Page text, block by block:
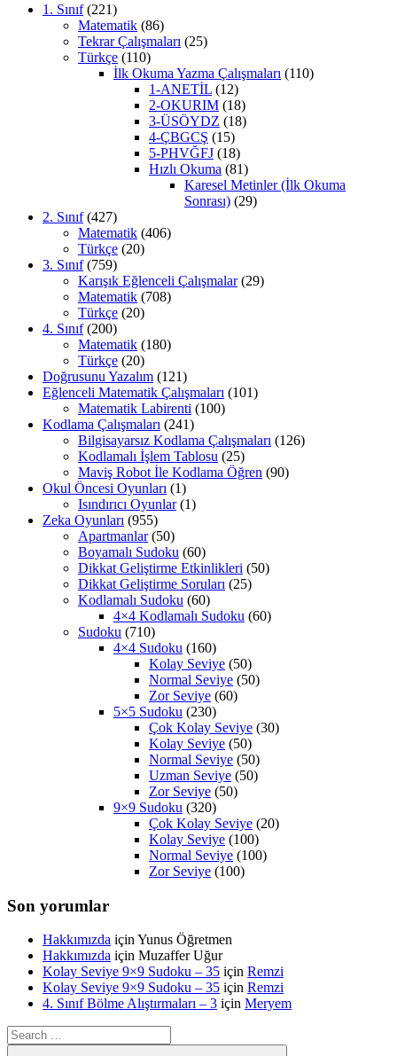
1. Sınıf(221)
Matematik (86)
Tekrar Çalışmaları (25)
Türkçe (110)
İlk Okuma Yazma Çalışmaları (110)
1-ANETİL (12)
2-OKURIM (18)
3-ÜSÖYDZ (18)
4-ÇBGCŞ (15)
5-PHVĞFJ (18)
Hızlı Okuma (81)
Karesel Metinler (İlk Okuma
Sonrası) (29)
2. Sınıf(427)
Matematik (406)
Türkçe (20)
3. Sınıf(759)
Karışık Eğlenceli Çalışmalar(29)
Matematik (708)
Türkçe (20)
4. Sınıf(200)
Matematik (180)
Türkçe (20)
Doğrusunu Yazalım (121)
Eğlenceli Matematik Çalışmaları (101)
Matematik Labirenti (100)
Kodlama Çalışmaları (241)
Bilgisayarsız Kodlama Çalışmaları (126)
Kodlamalı İşlem Tablosu (25)
Maviş Robot İle Kodlama Öğren (90)
Okul Öncesi Oyunları (1)
Isındırıcı Oyunlar(1)
Zeka Oyunları (955)
Apartmanlar(50)
Boyamalı Sudoku (60)
Dikkat Geliştirme Etkinlikleri (50)
Dikkat Geliştirme Soruları (25)
Kodlamalı Sudoku (60)
4×4 Kodlamalı Sudoku (60)
Sudoku (710)
4×4 Sudoku (160)
Kolay Seviye (50)
Normal Seviye (50)
Zor Seviye (60)
5×5 Sudoku (230)
Çok Kolay Seviye (30)
Kolay Seviye (50)
Normal Seviye (50)
Uzman Seviye (50)
Zor Seviye (50)
9×9 Sudoku (320)
Çok Kolay Seviye (20)
Kolay Seviye (100)
Normal Seviye (100)
Zor Seviye (100)
Son yorumlar
Hakkımızda için Yunus Öğretmen
Hakkımızda için Muzaffer Uğur
Kolay Seviye 9×9 Sudoku – 35 için Remzi
Kolay Seviye 9×9 Sudoku – 35 için Remzi
4. Sınıf Bölme Alıştırmaları – 3 için Meryem
Search
for: